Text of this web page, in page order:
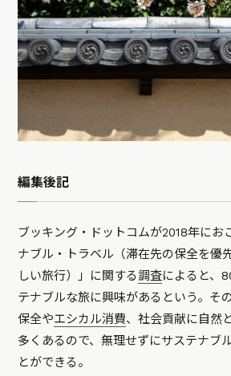
編集後記
ブッキング・ドットコムが2018年にお
ナブル・トラベル（滞在先の保全を優
しい旅行）」に関する調査によると、
テナブルな旅に興味があるという。そ
保全やエシカル消費、社会貢献に自然
多くあるので、無理せずにサステナブ
とができる。